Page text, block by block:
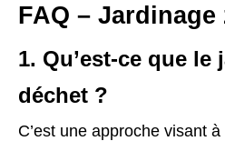
FAQ –
1. Qu’est-ce que le
déchet ?
C’est une approche visant